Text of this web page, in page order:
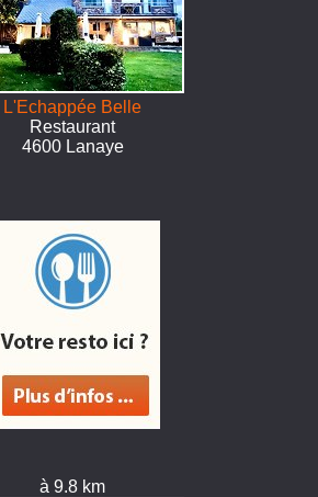
L'Echappée Belle
Restaurant
4600 Lanaye
à 9.8 km